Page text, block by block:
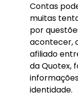
Contas
muitas
por
acontecer,
afiliado
da Quotex,
identidade.